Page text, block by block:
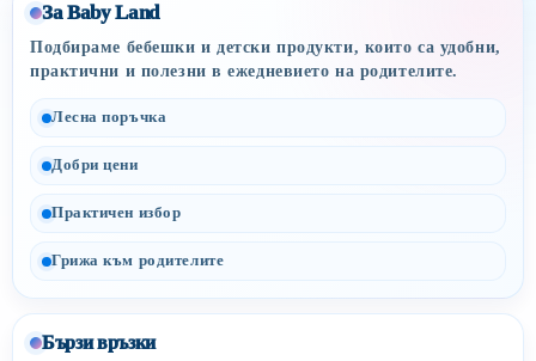
За Baby Land
Подбираме бебешки и детски продукти, които са удобни,
практични и полезни в ежедневието на родителите.
Лесна поръчка
Добри цени
Практичен избор
Грижа към родителите
Бързи връзки